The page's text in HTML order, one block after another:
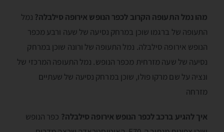
מהו נמל התעופה הקרוב לכפר הנופש אירופה סילבלה? נמל
התעופה של ברגמו שוכן במרחק נסיעה של שעה ורבע מכפר
הנופש אירופה סילבלה. נמל התעופה של ורונה שוכן במרחק
נסיעה של שעה מזרחית מכפר הנופש. נמל התעופה המרכזי של
ונציה על שם מרקו פולו, שוכן במרחק נסיעה של שעתיים
מזרחה
איך להגיע ברכב לכפר הנופש אירופה סילבלה? כפר הנופש